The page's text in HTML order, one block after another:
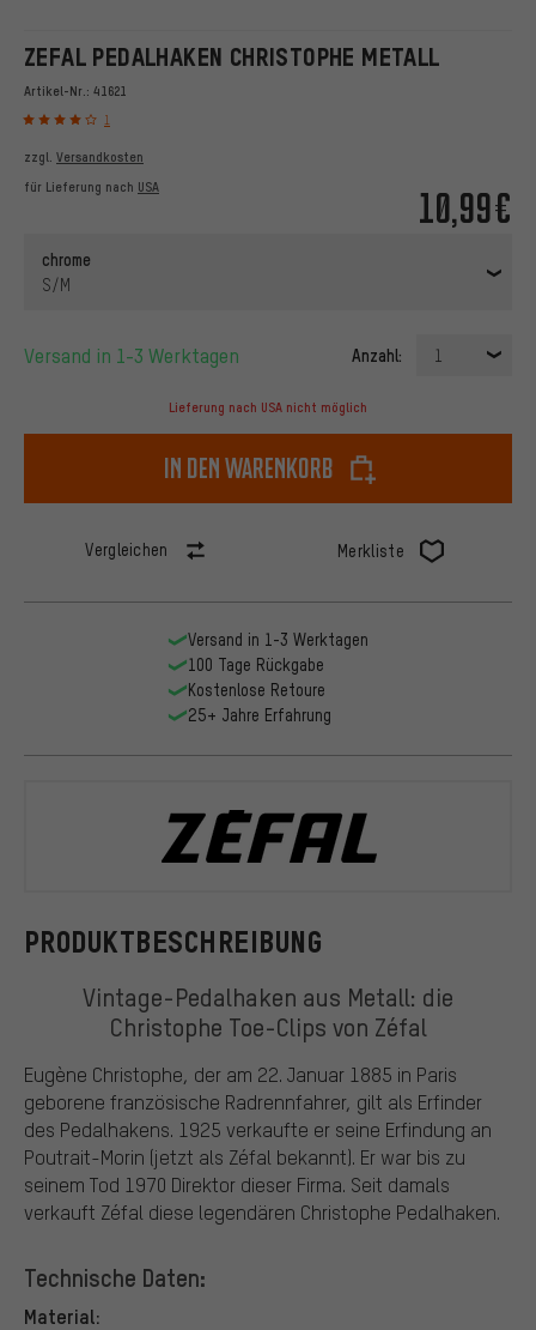
ZEFAL PEDALHAKEN CHRISTOPHE METALL
Artikel-Nr.: 41621
1
10,99€
zzgl. Versandkosten
für Lieferung nach USA
chrome
S/M
Versand in 1-3 Werktagen Anzahl: 1
Lieferung nach USA nicht möglich
In den Warenkorb
Vergleichen Merkliste
PRODUKTBESCHREIBUNG
Vintage-Pedalhaken aus Metall: die
Christophe Toe-Clips von Zéfal
Eugène Christophe, der am 22. Januar 1885 in Paris
geborene französische Radrennfahrer, gilt als Erfinder
des Pedalhakens. 1925 verkaufte er seine Erfindung an
Poutrait-Morin (jetzt als Zéfal bekannt). Er war bis zu
seinem Tod 1970 Direktor dieser Firma. Seit damals
verkauft Zéfal diese legendären Christophe Pedalhaken.
Technische Daten:
Material:
Versand in 1-3 Werktagen
100 Tage Rückgabe
Kostenlose Retoure
25+ Jahre Erfahrung
Zefal